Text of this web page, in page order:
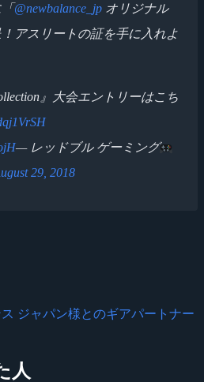
@newbalance_jp オリジナル
アスリートの証を手に入れよ
』大会エントリーはこち
— レッドブル ゲーミング
29, 2018
ジャパン様とのギアパートナー
人